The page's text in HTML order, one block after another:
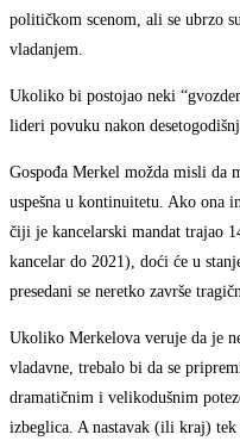
političkom scenom, ali se ubrzo
vladanjem.
Ukoliko bi postojao neki
lideri povuku nakon
Gospođa Merkel možda misli da
uspešna u kontinuitetu. Ako ona
čiji je kancelarski mandat trajao
kancelar do 2021), doći će u
presedani se neretko završe
Ukoliko Merkelova veruje da je
vladavne, trebalo bi da se
dramatičnim i velikodušnim
izbeglica. A nastavak (ili kraj)